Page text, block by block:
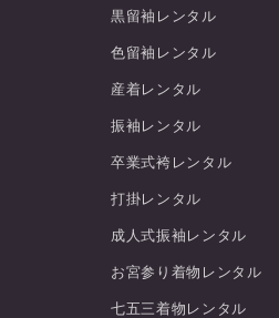
黒留袖レンタル
色留袖レンタル
産着レンタル
振袖レンタル
卒業式袴レンタル
打掛レンタル
成人式振袖レンタル
お宮参り着物レンタル
七五三着物レンタル